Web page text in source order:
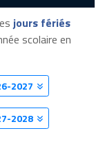
jours fériés
scolaire en
2027
2028